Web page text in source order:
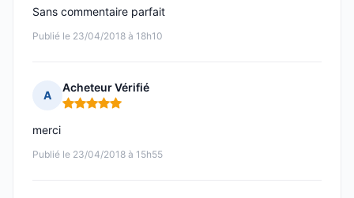
Publié le 23/04/2018 à 18h10
Sans commentaire parfait
A
Acheteur Vérifié
Note : 5 sur 5
Publié le 23/04/2018 à 15h55
merci